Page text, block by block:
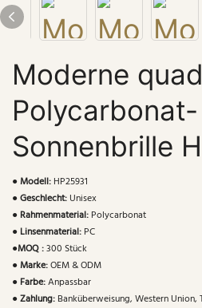
Moderne
Polycarbonat-
Sonnenbrille
●Modell: HP25931
●Geschlecht: Unisex
● Rahmenmaterial: Polycarbonat
● Linsenmaterial: PC
●MOQ :300 Stück
●Marke:OEM & ODM
● Farbe:Anpassbar
●Zahlung: Banküberweisung, Western Union,